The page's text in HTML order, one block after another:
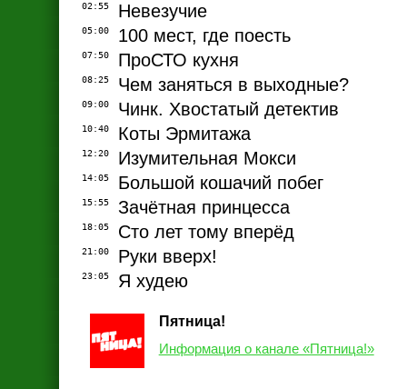
02:55 Невезучие
05:00 100 мест, где поесть
07:50 ПроСТО кухня
08:25 Чем заняться в выходные?
09:00 Чинк. Хвостатый детектив
10:40 Коты Эрмитажа
12:20 Изумительная Мокси
14:05 Большой кошачий побег
15:55 Зачётная принцесса
18:05 Сто лет тому вперёд
21:00 Руки вверх!
23:05 Я худею
Пятница!
Информация о канале «Пятница!»